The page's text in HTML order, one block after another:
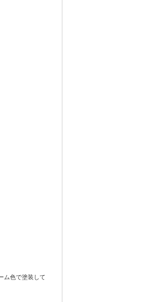
ム色で塗装して